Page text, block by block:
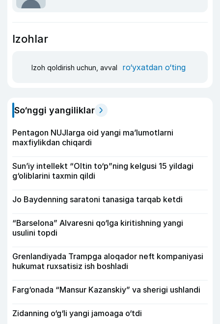
Izohlar
Izoh qoldirish uchun, avval ro‘yxatdan o‘ting
So‘nggi yangiliklar
Pentagon NUJlarga oid yangi maʼlumotlarni
maxfiylikdan chiqardi
Sun’iy intellekt “Oltin to‘p”ning kelgusi 15 yildagi
g‘oliblarini taxmin qildi
Jo Baydenning saratoni tanasiga tarqab ketdi
“Barselona” Alvaresni qo‘lga kiritishning yangi
usulini topdi
Grenlandiyada Trampga aloqador neft kompaniyasi
hukumat ruxsatisiz ish boshladi
Farg‘onada “Mansur Kazanskiy” va sherigi ushlandi
Zidanning o‘g‘li yangi jamoaga o‘tdi